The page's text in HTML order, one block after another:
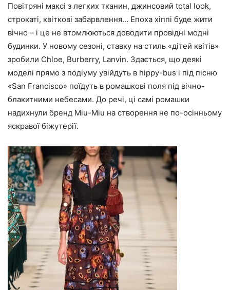
Повітряні максі з легких тканин, джинсовий total look,
строкаті, квіткові забарвлення… Епоха хіппі буде жити
вічно – і це не втомлюються доводити провідні модні
будинки. У новому сезоні, ставку на стиль «дітей квітів»
зробили Chloe, Burberry, Lanvin. Здається, що деякі
моделі прямо з подіуму увійдуть в hippy-bus і під пісню
«San Francisco» поїдуть в ромашкові поля під вічно-
блакитними небесами. До речі, ці самі ромашки
надихнули бренд Miu-Miu на створення не по-осінньому
яскравої біжутерії.